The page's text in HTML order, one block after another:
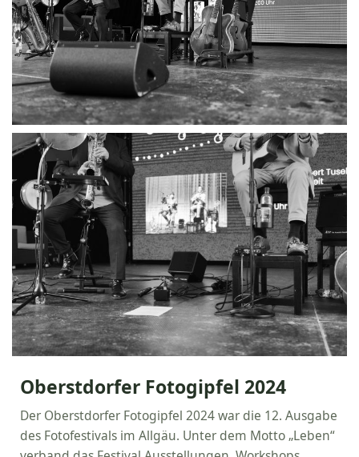
Oberstdorfer Fotogipfel 2024
Der Oberstdorfer Fotogipfel 2024 war die 12. Ausgabe
des Fotofestivals im Allgäu. Unter dem Motto „Leben“